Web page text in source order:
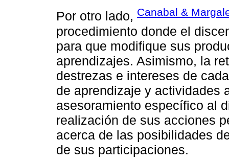
Por otro lado, Canabal &
procedimiento donde el
para que modifique sus
aprendizajes. Asimismo, la
destrezas e intereses de
de aprendizaje y actividades
asesoramiento específico al
realización de sus acciones
acerca de las posibilidades
de sus participaciones.